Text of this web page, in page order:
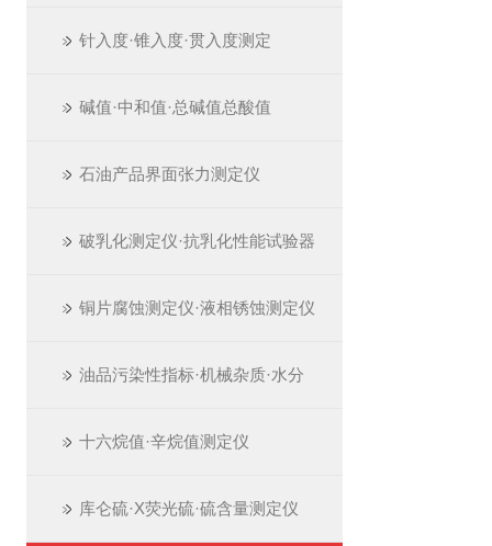
针入度·锥入度·贯入度测定
碱值·中和值·总碱值总酸值
石油产品界面张力测定仪
破乳化测定仪·抗乳化性能试验器
铜片腐蚀测定仪·液相锈蚀测定仪
油品污染性指标·机械杂质·水分
十六烷值·辛烷值测定仪
库仑硫·X荧光硫·硫含量测定仪